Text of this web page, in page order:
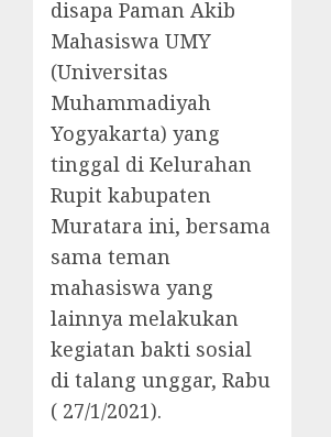
disapa Paman Akib
Mahasiswa UMY
(Universitas
Muhammadiyah
Yogyakarta) yang
tinggal di Kelurahan
Rupit kabupaten
Muratara ini, bersama
sama teman
mahasiswa yang
lainnya melakukan
kegiatan bakti sosial
di talang unggar, Rabu
( 27/1/2021).